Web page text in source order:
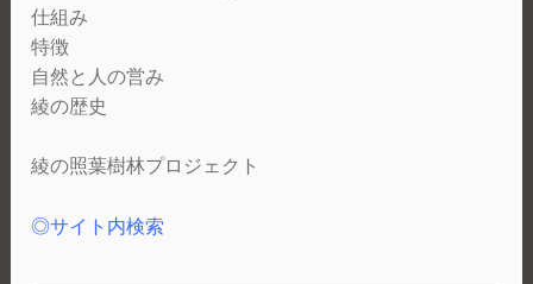
仕組み
特徴
自然と人の営み
綾の歴史
綾の照葉樹林プロジェクト
◎サイト内検索